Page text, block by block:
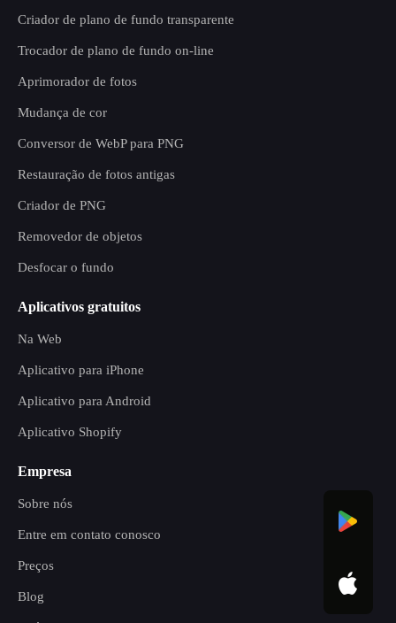
Criador de plano de fundo transparente
Trocador de plano de fundo on-line
Aprimorador de fotos
Mudança de cor
Conversor de WebP para PNG
Restauração de fotos antigas
Criador de PNG
Removedor de objetos
Desfocar o fundo
Aplicativos gratuitos
Na Web
Aplicativo para iPhone
Aplicativo para Android
Aplicativo Shopify
Empresa
Sobre nós
Entre em contato conosco
Preços
Blog